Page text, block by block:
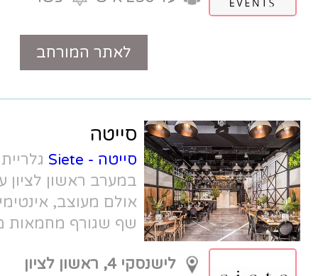
טלפון
סייטה
סייטה - Siete
גלריית בוטיק לאירועים
במערב ראשון לציון עד 150 אורחים.
אולם מעוצב, אינטימי וקסום עם מטבח
שף שגורף מחמאות מדי אירוע, וצוות עם
לב ענק.